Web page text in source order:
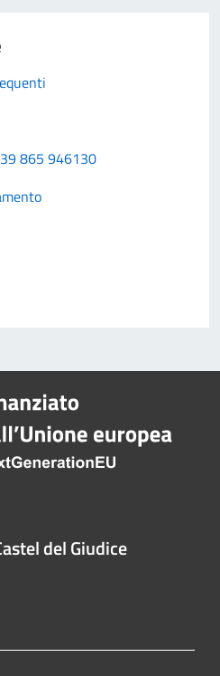
865 946130
del Giudice